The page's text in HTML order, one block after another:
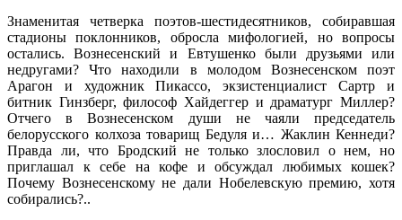
Знаменитая четверка поэтов-шестидесятников, собиравшая
стадионы поклонников, обросла мифологией, но вопросы
остались. Вознесенский и Евтушенко были друзьями или
недругами? Что находили в молодом Вознесенском поэт
Арагон и художник Пикассо, экзистенциалист Сартр и
битник Гинзберг, философ Хайдеггер и драматург Миллер?
Отчего в Вознесенском души не чаяли председатель
белорусского колхоза товарищ Бедуля и… Жаклин Кеннеди?
Правда ли, что Бродский не только злословил о нем, но
приглашал к себе на кофе и обсуждал любимых кошек?
Почему Вознесенскому не дали Нобелевскую премию, хотя
собирались?..